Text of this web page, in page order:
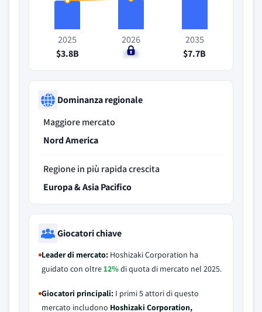
2025
$3.8B
2026
$4B
2035
$7.7B
Dominanza regionale
Maggiore mercato
Nord America
Regione in più rapida crescita
Europa & Asia Pacifico
Giocatori chiave
Leader di mercato: Hoshizaki Corporation ha
guidato con oltre12%di quota di mercato nel 2025.
Giocatori principali: I primi 5 attori di questo
mercato includono Hoshizaki Corporation,